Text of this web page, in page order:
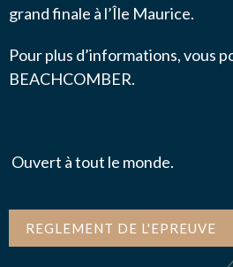
grand finale à l’Île Maurice.
Pour plus d’informations, vous
BEACHCOMBER.
Ouvert à tout le monde.
REGLEMENT DE L'EPREUVE